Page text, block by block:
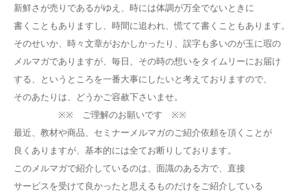
新鮮さが売りであるがゆえ、時には体調が万全でないときに
書くこともありますし、時間に追われ、慌てて書くこともあります。
そのせいか、時々文章がおかしかったり、誤字も多いのが玉に瑕の
メルマガでありますが、毎日、その時の想いをタイムリーにお届け
する、というところを一番大事にしたいと考えておりますので、
そのあたりは、どうかご容赦下さいませ。
※※ ご理解のお願いです ※※
最近、教材や商品、セミナーメルマガのご紹介依頼を頂くことが
良くありますが、基本的には全てお断りしております。
このメルマガで紹介しているのは、面識のある方で、直接
サービスを受けて良かったと思えるものだけをご紹介している